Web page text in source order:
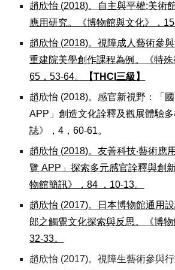
趙欣怡 (2018)。自主與平權:美術
應用研究。《博物館與文化》，
趙欣怡 (2018)。視障成人藝術參
重建院美學創作課程為例。《特殊
65，53-64。
【THCI三級】
趙欣怡 (2018)。感官新視野：「
APP」創造文化詮釋及觀展體驗多
誌》
，4，60-61。
趙欣怡 (2018)。友善科技‧藝術應
覽 APP」探索多元感官詮釋與創
物館簡訊》，84 ，10-13。
趙欣怡 (2017)。日本博物館通用
郎之觸覺文化探索與反思。《博物
32-33。
趙欣怡 (2017)。視障生藝術參與